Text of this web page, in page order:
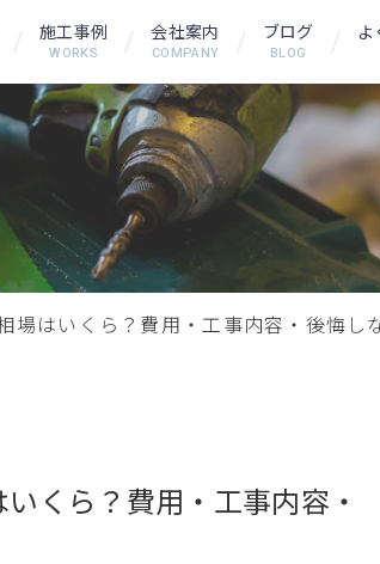
施工事例
WORKS
会社案内
COMPANY
ブログ
BLOG
よ
場はいくら？費用・工事内容・後悔し
くら？費用・工事内容・